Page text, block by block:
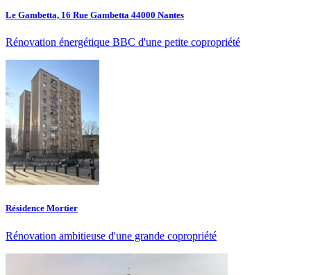
Le Gambetta, 16 Rue Gambetta 44000 Nantes
Rénovation énergétique BBC d'une petite copropriété
Résidence Mortier
Rénovation ambitieuse d'une grande copropriété